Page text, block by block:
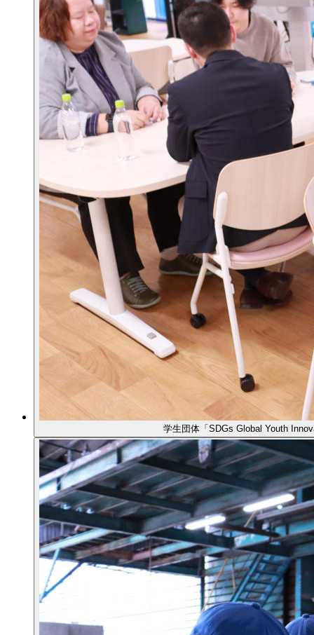
学生団体「SDGs Global Youth